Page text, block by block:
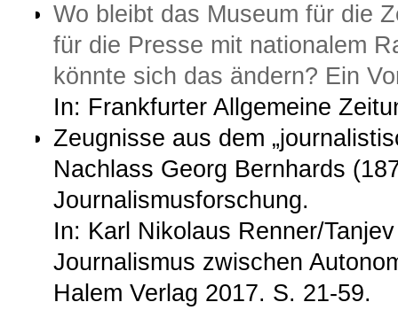
Wo bleibt das Museum für die
für die Presse mit nationalem
könnte sich das ändern? Ein
In: Frankfurter Allgemeine
Zeugnisse aus dem
Nachlass Georg Bernhards
Journalismusforschung.
In: Karl Nikolaus Renner/
Journalismus zwischen
Halem Verlag 2017. S. 21-59.